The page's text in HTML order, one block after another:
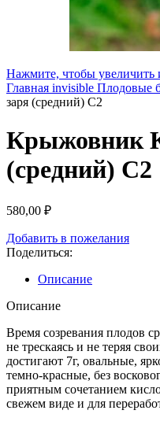
Нажмите, чтобы увеличить
Главная invisible Плодовые
заря (средний) С2
Крыжовник
(средний) С2
580,00 ₽
Добавить в пожелания
Поделиться:
Описание
Описание
Время созревания плодов
не трескаясь и не теряя
достигают 7г, овальные,
темно-красные, без
приятным сочетанием
свежем виде и для